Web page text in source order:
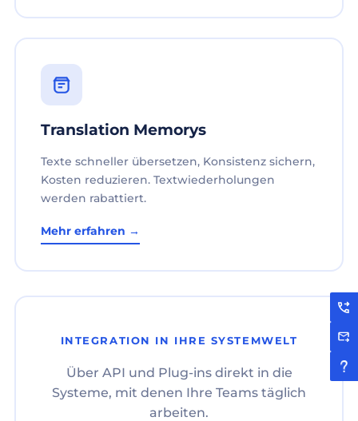
Translation Memorys
Texte schneller übersetzen, Konsistenz sichern,
Kosten reduzieren. Textwiederholungen
werden rabattiert.
Mehr erfahren →
INTEGRATION IN IHRE SYSTEMWELT
Über API und Plug-ins direkt in die
Systeme, mit denen Ihre Teams täglich
arbeiten.